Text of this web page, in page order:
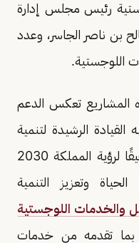
رئيس مجلس إدارة
بن ناصر الجاسر، وعدد
اللوجستية.
المشاريع تعكس الدعم
القيادة الرشيدة لتنمية
وتطوير مناطق المملكة كافة، تحقيقًا لرؤية المملكة 2030
وتعزيز التنمية
والخدمات اللوجستية
بما تقدمه من خدمات